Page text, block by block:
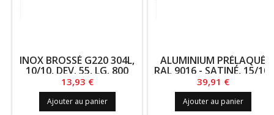
INOX BROSSÉ G220 304L,
10/10, DEV. 55, LG. 800
Prix
13,93 €
Ajouter au panier
ALUMINIUM PRÉLAQUÉ
RAL 9016 - SATINÉ, 15/10,
DEV. 225.5, LG. 1405
Prix
39,91 €
Ajouter au panier